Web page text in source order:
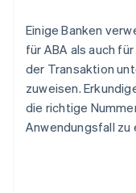
Einige Banken
für ABA als auch
der Transaktion
zuweisen.
die richtige
Anwendungsfall zu